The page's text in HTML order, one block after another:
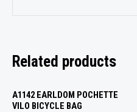
Related products
A1142 EARLDOM POCHETTE
VILO BICYCLE BAG